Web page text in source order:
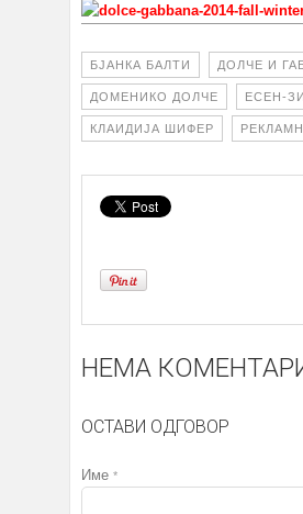
БЈАНКА БАЛТИ ДОЛЧЕ И
ДОМЕНИКО ДОЛЧЕ ЕСЕН-
КЛАИДИЈА ШИФЕР
НЕМА
ОСТАВИ ОДГОВОР
Име *